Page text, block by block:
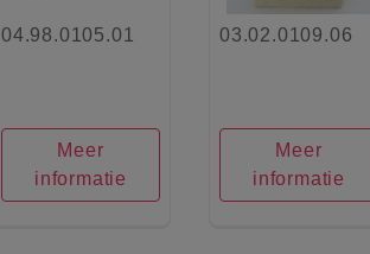
04.98.0105.01
Meer
informatie
03.02.0109.06
Meer
informatie